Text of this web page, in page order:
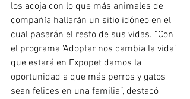
los acoja con lo que más animales de
compañía hallarán un sitio idóneo en el
cual pasarán el resto de sus vidas. “Con
el programa ‘Adoptar nos cambia la vida’
que estará en Expopet damos la
oportunidad a que más perros y gatos
sean felices en una familia”, destacó